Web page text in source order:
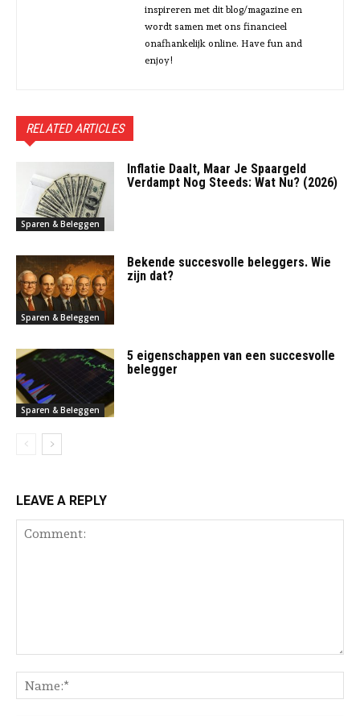
inspireren met dit blog/magazine en
wordt samen met ons financieel
onafhankelijk online. Have fun and
enjoy!
RELATED ARTICLES
Sparen & Beleggen
Inflatie Daalt, Maar Je Spaargeld
Verdampt Nog Steeds: Wat Nu? (2026)
Sparen & Beleggen
Bekende succesvolle beleggers. Wie
zijn dat?
Sparen & Beleggen
5 eigenschappen van een succesvolle
belegger
LEAVE A REPLY